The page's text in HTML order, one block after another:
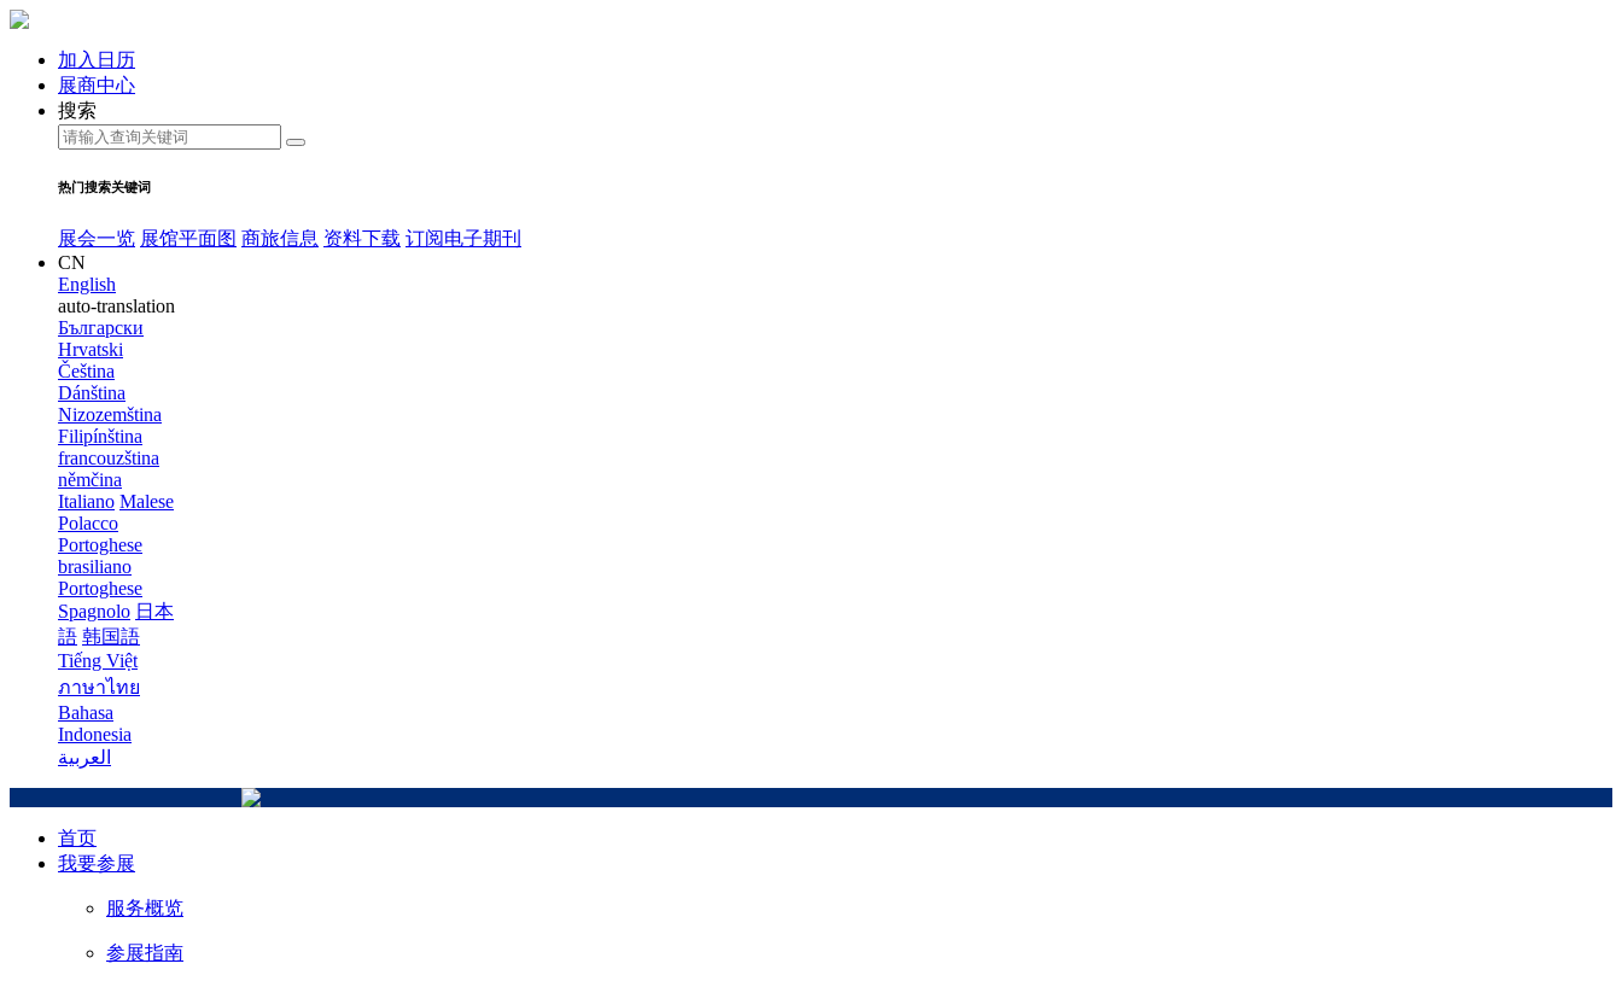
加入日历
展商中心
搜索
热门搜索关键词
展会一览 展馆平面图 商旅信息 资料下载 订阅电子期刊
CN
English
auto-translation
Български
Hrvatski
Čeština
Dánština
Nizozemština
Filipínština
francouzština
němčina
Italiano Malese
Polacco
Portoghese
brasiliano
Portoghese
Spagnolo 日本
語 韩国語
Tiếng Việt
ภาษาไทย
Bahasa
Indonesia
العربية
首页
我要参展
服务概览
参展指南